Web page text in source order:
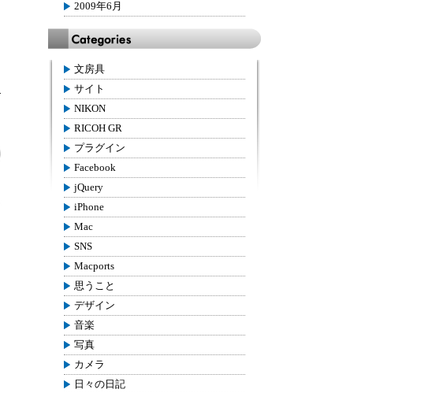
2009年6月
文房具
サイト
NIKON
RICOH GR
プラグイン
Facebook
jQuery
iPhone
Mac
SNS
Macports
思うこと
デザイン
音楽
写真
カメラ
日々の日記